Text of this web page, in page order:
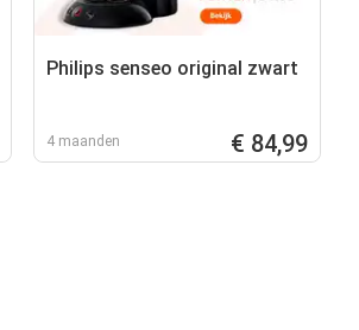
Philips senseo original zwart
4 maanden € 84,99